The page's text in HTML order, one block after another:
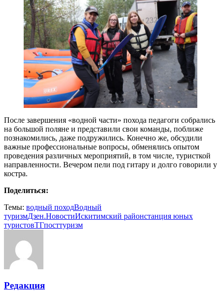
После завершения «водной части» похода педагоги собрались
на большой поляне и представили свои команды, поближе
познакомились, даже подружились. Конечно же, обсудили
важные профессиональные вопросы, обменялись опытом
проведения различных мероприятий, в том числе, туристкой
направленности. Вечером пели под гитару и долго говорили у
костра.
Поделиться:
Темы: водный походВодный
туризмДзен.НовостиИскитимский районстанция юных
туристовТГпосттуризм
Редакция